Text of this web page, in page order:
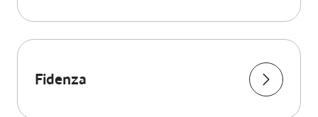
Fidenza